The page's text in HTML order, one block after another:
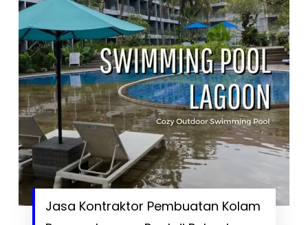
Jasa Kontraktor Pembuatan Kolam